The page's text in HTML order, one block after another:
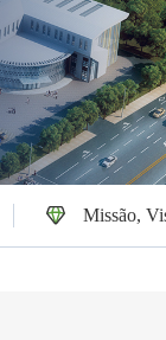
Missão,